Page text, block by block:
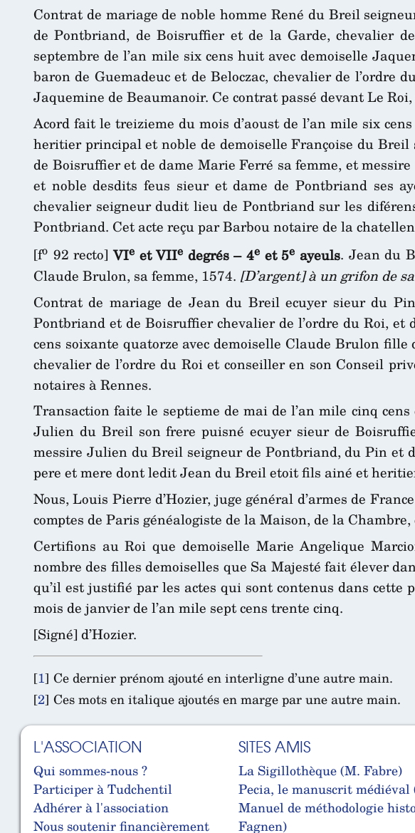
Contrat de mariage de noble homme René du Breil
de Pontbriand, de Boisruffier et de la Garde, chevalier
septembre de l’an mile six cens huit avec demoiselle
baron de Guemadeuc et de Beloczac, chevalier de l’ordre
Jaquemine de Beaumanoir. Ce contrat passé devant Le
Acord fait le treizieme du mois d’aoust de l’an mile six
heritier principal et noble de demoiselle Françoise du
de Boisruffier et de dame Marie Ferré sa femme, et
et noble desdits feus sieur et dame de Pontbriand ses
chevalier seigneur dudit lieu de Pontbriand sur les
Pontbriand. Cet acte reçu par Barbou notaire de la
[fo 92 recto]VIeet VIIe degrés – 4e et 5e ayeuls. Jean du
Claude Brulon, sa femme, 1574. [D’argent] à un grifon de
Contrat de mariage de Jean du Breil ecuyer sieur du
Pontbriand et de Boisruffier chevalier de l’ordre du Roi, et
cens soixante quatorze avec demoiselle Claude Brulon
chevalier de l’ordre du Roi et conseiller en son Conseil
notaires à Rennes.
Transaction faite le septieme de mai de l’an mile cinq
Julien du Breil son frere puisné ecuyer sieur de
messire Julien du Breil seigneur de Pontbriand, du Pin et
pere et mere dont ledit Jean du Breil etoit fils ainé et
Nous, Louis Pierre d’Hozier, juge général d’armes de
comptes de Paris généalogiste de la Maison, de la
Certifions au Roi que demoiselle Marie Angelique
nombre des filles demoiselles que Sa Majesté fait élever
qu’il est justifié par les actes qui sont contenus dans
mois de janvier de l’an mile sept cens trente cinq.
[Signé] d’Hozier.
[1] Ce dernier prénom ajouté en interligne d’une autre main.
[2] Ces mots en italique ajoutés en marge par une autre main.
L'ASSOCIATION
Qui sommes-nous ?
Participer à Tudchentil
Adhérer à l'association
Nous soutenir financièrement
SITES AMIS
La Sigillothèque (M. Fabre)
Pecia, le manuscrit
Manuel de méthodologie
Fagnen)